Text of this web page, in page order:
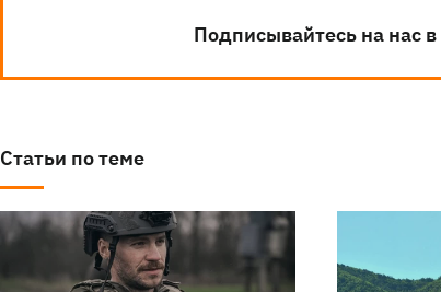
Подписывайтесь на нас в
Статьи по теме